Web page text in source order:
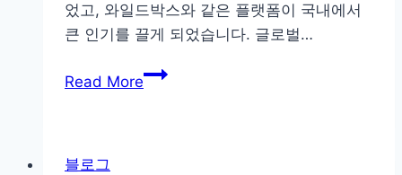
릿
함
두
었고, 와일드박스와 같은 플랫폼이 국내에서
큰 인기를 끌게 되었습니다. 글로벌…
Read More와
블로그